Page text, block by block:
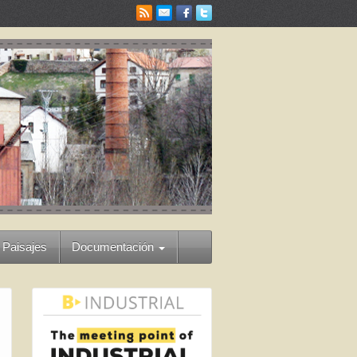
Documentación